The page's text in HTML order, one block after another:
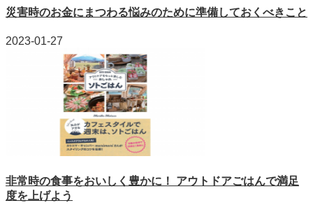
災害時のお金にまつわる悩みのために準備しておくべきこと
2023-01-27
非常時の食事をおいしく豊かに！ アウトドアごはんで満足
度を上げよう